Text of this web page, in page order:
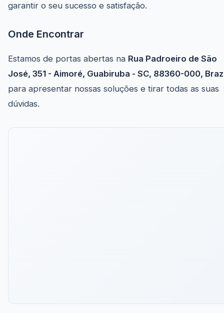
garantir o seu sucesso e satisfação.
Onde Encontrar
Estamos de portas abertas na Rua Padroeiro de São
José, 351 - Aimoré, Guabiruba - SC, 88360-000,
para apresentar nossas soluções e tirar todas as suas
dúvidas.